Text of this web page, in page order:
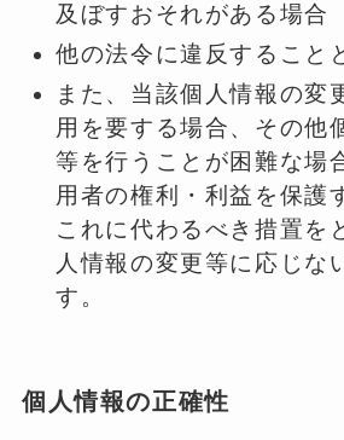
及ぼすおそれがある場合
他の法令に違反すること
また、当該個人情報の変
用を要する場合、その他
等を行うことが困難な場
用者の権利・利益を保護
これに代わるべき措置を
人情報の変更等に応じな
す。
個人情報の正確性